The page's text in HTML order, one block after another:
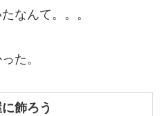
なんて。。。
た。
飾ろう